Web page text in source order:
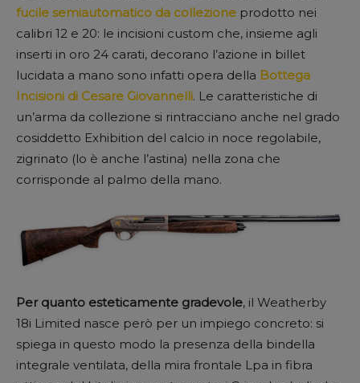
fucile semiautomatico da collezione prodotto nei
calibri 12 e 20: le incisioni custom che, insieme agli
inserti in oro 24 carati, decorano l’azione in billet
lucidata a mano sono infatti opera della Bottega
Incisioni di Cesare Giovannelli. Le caratteristiche di
un’arma da collezione si rintracciano anche nel grado
cosiddetto Exhibition del calcio in noce regolabile,
zigrinato (lo è anche l’astina) nella zona che
corrisponde al palmo della mano.
Per quanto esteticamente gradevole, il Weatherby
18i Limited nasce però per un impiego concreto: si
spiega in questo modo la presenza della bindella
integrale ventilata, della mira frontale Lpa in fibra